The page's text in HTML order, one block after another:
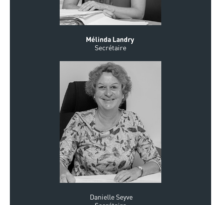
Mélinda Landry
Secrétaire
Danielle Seyve